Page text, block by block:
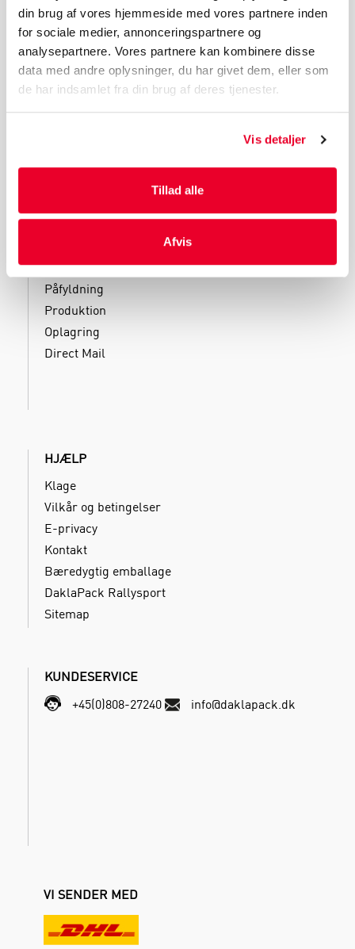
din brug af vores hjemmeside med vores partnere inden
for sociale medier, annonceringspartnere og
analysepartnere. Vores partnere kan kombinere disse
data med andre oplysninger, du har givet dem, eller som
de har indsamlet fra din brug af deres tjenester.
Vis detaljer
Tillad alle
Afvis
PRODUKTGRUPPER
Industri Emballage
Reklame Emballage
Lamineret Emballage
Kuverter Og Emballage Til Forsendelse
Kliniske forsøg
Påfyldning
Produktion
Oplagring
Direct Mail
HJÆLP
Klage
Vilkår og betingelser
E-privacy
Kontakt
Bæredygtig emballage
DaklaPack Rallysport
Sitemap
KUNDESERVICE
+45(0)808-27240
info@daklapack.dk
VI SENDER MED